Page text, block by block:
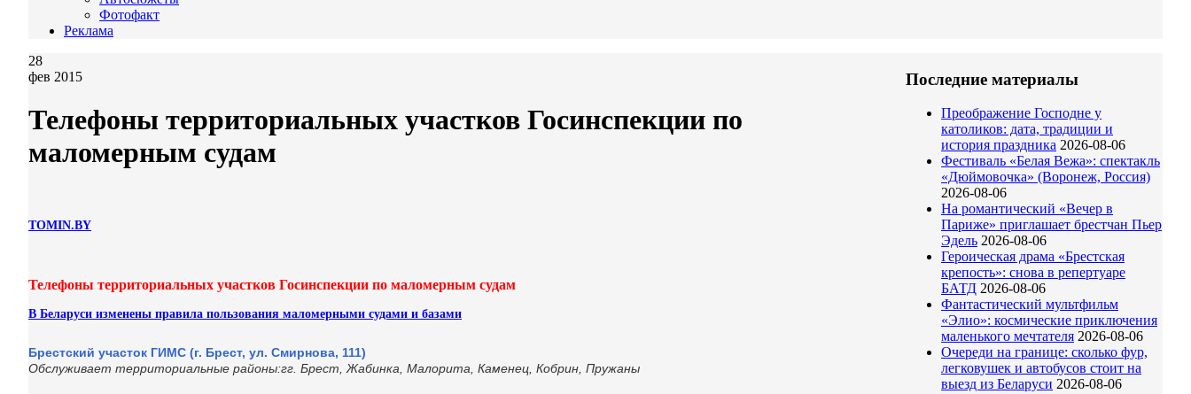
Фотофакт
Реклама
28
фев 2015
Телефоны территориальных участков Госинспекции по
маломерным судам
TOMIN.BY
Телефоны территориальных участков Госинспекции по маломерным судам
В Беларуси изменены правила пользования маломерными судами и базами
Брестский участок ГИМС (г. Брест, ул. Смирнова, 111)
Обслуживает территориальные районы:гг. Брест, Жабинка, Малорита, Каменец, Кобрин, Пружаны
Последние материалы
Преображение Господне у
католиков: дата, традиции и
история праздника 2026-08-06
Фестиваль «Белая Вежа»: спектакль
«Дюймовочка» (Воронеж, Россия)
2026-08-06
На романтический «Вечер в
Париже» приглашает брестчан Пьер
Эдель 2026-08-06
Героическая драма «Брестская
крепость»: снова в репертуаре
БАТД 2026-08-06
Фантастический мультфильм
«Элио»: космические приключения
маленького мечтателя 2026-08-06
Очереди на границе: сколько фур,
легковушек и автобусов стоит на
выезд из Беларуси 2026-08-06